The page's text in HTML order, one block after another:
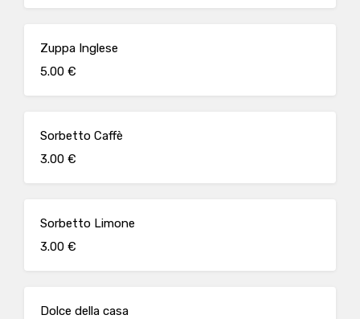
Zuppa Inglese
5.00 €
Sorbetto Caffè
3.00 €
Sorbetto Limone
3.00 €
Dolce della casa